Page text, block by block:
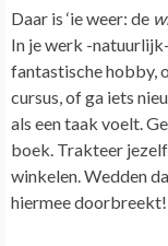
Daar is ‘ie weer: de
In je werk -
fantastische hobby,
cursus, of ga iets
als een taak voelt.
boek. Trakteer
winkelen. Wedden
hiermee doorbreekt!